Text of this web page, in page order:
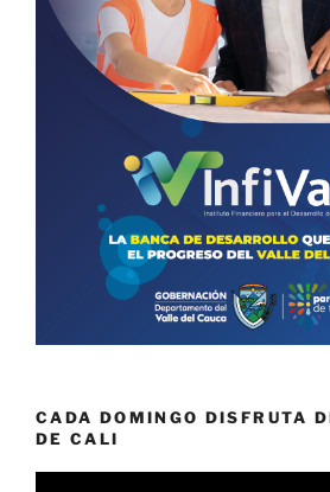
CADA DOMINGO DISFRUTA
DE CALI